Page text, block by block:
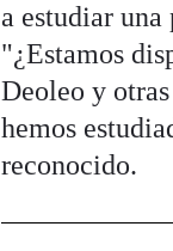
a estudiar
"¿Estamos
Deoleo y
hemos
reconocido.